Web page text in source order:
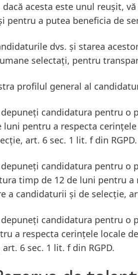
dacă acesta este unul reușit,
pentru a putea beneficia de
dvs. și starea
selectați, pentru
profilul general al
depuneți candidatura pentru o
luni pentru a respecta
art. 6 sec. 1 lit. f din RGPD.
depuneți candidatura pentru o
timp de 12 de luni pentru
a candidaturii și de selecție,
depuneți candidatura pentru o
a respecta cerințele locale
6 sec. 1 lit. f din RGPD.